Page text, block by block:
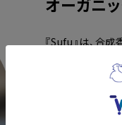
『Sufu』は、合
だわりのボタニ
毎日のボディケ
ホリスティック